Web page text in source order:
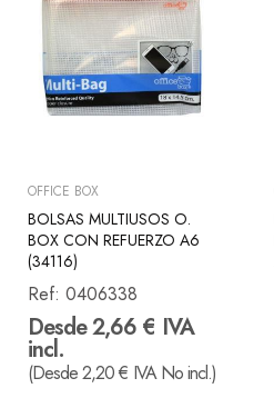
OFFICE BOX
BOLSAS MULTIUSOS O.
BOX CON REFUERZO A6
(34116)
Ref: 0406338
Desde 2,66 € IVA
incl.
(Desde 2,20 € IVA No incl.)